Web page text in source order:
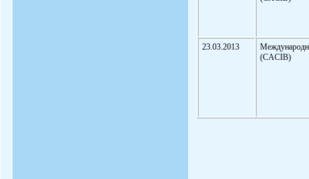
23.03.2013
(CACIB)